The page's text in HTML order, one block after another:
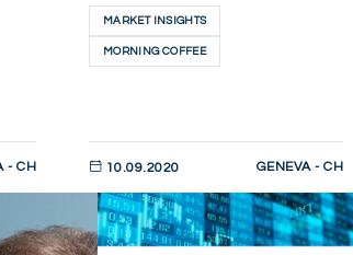
- CH
MARKET INSIGHTS
MORNING COFFEE
10.09.2020 GENEVA - CH
DESCUBRIR AHORA